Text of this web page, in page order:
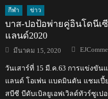
กีฬา ข่าว
บาส-ปอป้อพ่ายคู่อินโดนีเ
แลนด์2020
Posted
on
มีนาคม 15, 2020 Author
วันเสาร์ที่ 15 มี.ค.63 การแข่งขัน
แลนด์ โอเพ่น แบดมินตัน แชมเปี้
สบีซี บีดับเบิลยูเอฟเวิลด์ทัวร์ซูเปอ